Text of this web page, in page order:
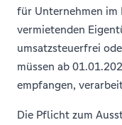
für Unternehmen
vermietenden
umsatzsteuerfrei
müssen ab
empfangen,
Die Pflicht zum